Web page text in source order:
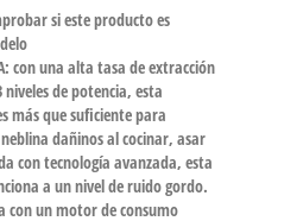
si este producto es
con una alta tasa de extracción
de potencia, esta
más que suficiente para
dañinos al cocinar, asar
con tecnología avanzada, esta
a un nivel de ruido gordo.
con un motor de consumo